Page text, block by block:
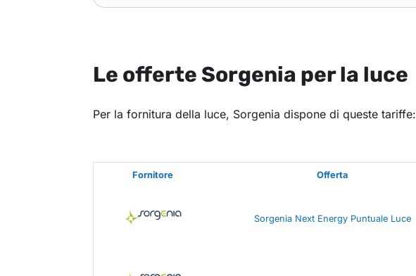
Le offerte Sorgenia per la luce
Per la fornitura della luce, Sorgenia dispone di queste tariffe:
Fornitore Offerta
Sorgenia Next Energy Puntuale Luce